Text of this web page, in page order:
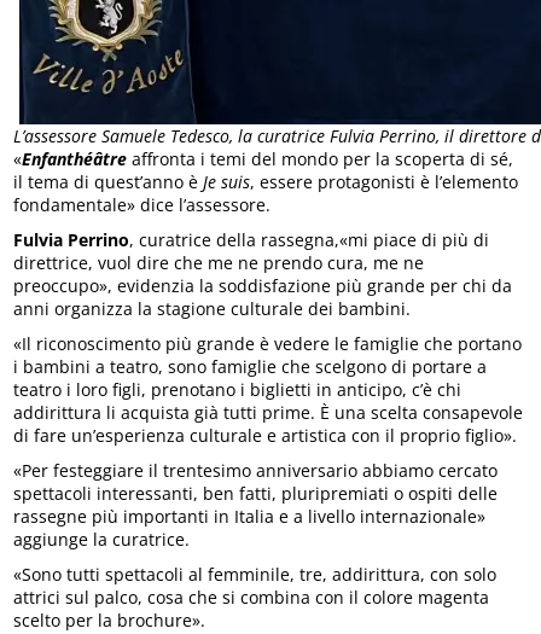
L’assessore Samuele Tedesco, la curatrice Fulvia Perrino, il direttore
«Enfanthéâtre affronta i temi del mondo per la scoperta di sé,
il tema di quest’anno èJe suis, essere protagonisti è l’elemento
fondamentale» dice l’assessore.
Fulvia Perrino, curatrice della rassegna,«mi piace di più di
direttrice, vuol dire che me ne prendo cura, me ne
preoccupo», evidenzia la soddisfazione più grande per chi da
anni organizza la stagione culturale dei bambini.
«Il riconoscimento più grande è vedere le famiglie che portano
i bambini a teatro, sono famiglie che scelgono di portare a
teatro i loro figli, prenotano i biglietti in anticipo, c’è chi
addirittura li acquista già tutti prime. È una scelta consapevole
di fare un’esperienza culturale e artistica con il proprio figlio».
«Per festeggiare il trentesimo anniversario abbiamo cercato
spettacoli interessanti, ben fatti, pluripremiati o ospiti delle
rassegne più importanti in Italia e a livello internazionale»
aggiunge la curatrice.
«Sono tutti spettacoli al femminile, tre, addirittura, con solo
attrici sul palco, cosa che si combina con il colore magenta
scelto per la brochure».